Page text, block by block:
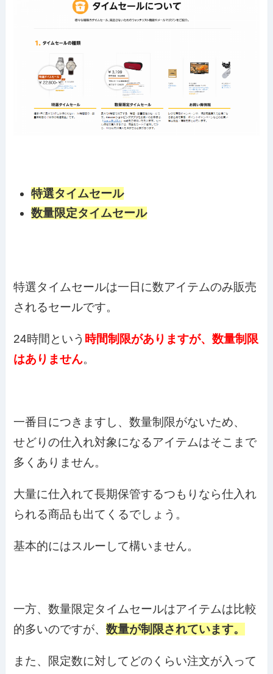
特選タイムセール
数量限定タイムセール
特選タイムセールは一日に数アイテムのみ販売
されるセールです。
24時間という 時間制限がありますが、数量制限
はありません。
一番目につきますし、数量制限がないため、
せどりの仕入れ対象になるアイテムはそこまで
多くありません。
大量に仕入れて長期保管するつもりなら仕入れ
られる商品も出てくるでしょう。
基本的にはスルーして構いません。
一方、数量限定タイムセールはアイテムは比較
的多いのですが、数量が制限されています。
また、限定数に対してどのくらい注文が入って